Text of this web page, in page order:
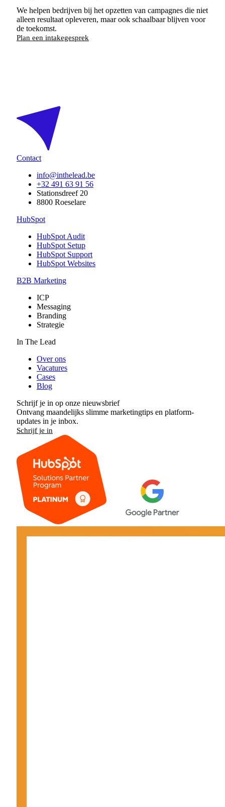
We helpen bedrijven bij het opzetten van campagnes die niet
alleen resultaat opleveren, maar ook schaalbaar blijven voor
de toekomst.
Plan een intakegesprek
Contact
info@inthelead.be
+32 491 63 91 56
Stationsdreef 20
8800 Roeselare
HubSpot
HubSpot Audit
HubSpot Setup
HubSpot Support
HubSpot Websites
B2B Marketing
ICP
Messaging
Branding
Strategie
In The Lead
Over ons
Vacatures
Cases
Blog
Schrijf je in op onze nieuwsbrief
Ontvang maandelijks slimme marketingtips en platform-
updates in je inbox.
Schrijf je in